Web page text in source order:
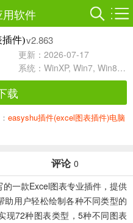
用软件
插件)v2.863
更新：2026-07-17
系统：WinXP, Win7, Win8, Win10, WinAll
载
easyshu插件(excel图表插件)电脑
评论 0
一款Excel图表专业插件，提供
助用户轻松绘制各种不同类型的
现72种图表类型，5种不同图表